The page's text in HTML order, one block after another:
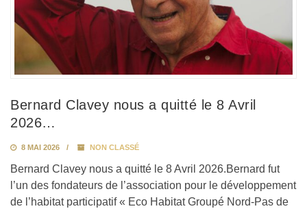
Bernard Clavey nous a quitté le 8 Avril
2026…
8 MAI 2026 NON CLASSÉ
Bernard Clavey nous a quitté le 8 Avril 2026.Bernard fut
l’un des fondateurs de l’association pour le développement
de l’habitat participatif « Eco Habitat Groupé Nord-Pas de